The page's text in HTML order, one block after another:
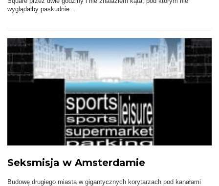
wyglądałby paskudnie...
Seksmisja w Amsterdamie
Budowę drugiego miasta w gigantycznych korytarzach pod kanałami